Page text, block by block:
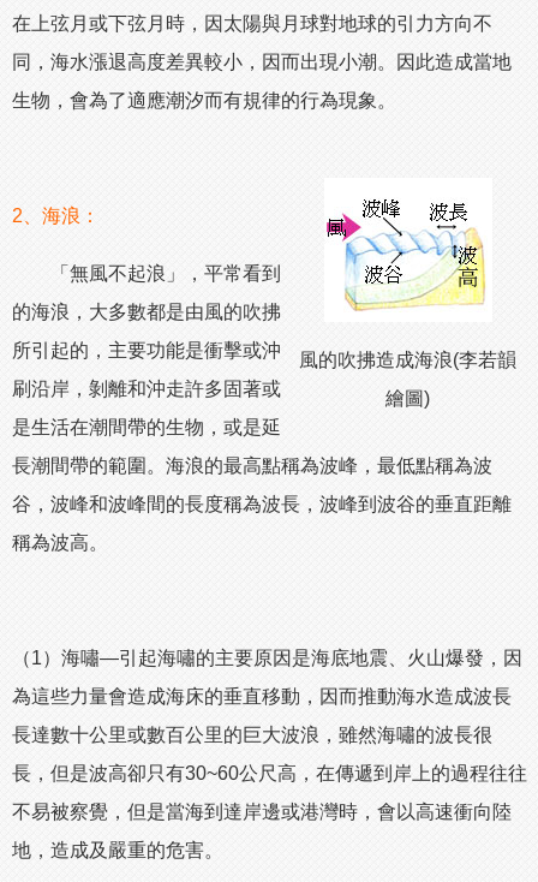
在上弦月或下弦月時，因太陽與月球對地球的引力方向不
同，海水漲退高度差異較小，因而出現小潮。因此造成當地
生物，會為了適應潮汐而有規律的行為現象。
風的吹拂造成海浪(李若韻
繪圖)
2、海浪：
「無風不起浪」，平常看到
的海浪，大多數都是由風的吹拂
所引起的，主要功能是衝擊或沖
刷沿岸，剝離和沖走許多固著或
是生活在潮間帶的生物，或是延
長潮間帶的範圍。海浪的最高點稱為波峰，最低點稱為波
谷，波峰和波峰間的長度稱為波長，波峰到波谷的垂直距離
稱為波高。
（1）海嘯—引起海嘯的主要原因是海底地震、火山爆發，因
為這些力量會造成海床的垂直移動，因而推動海水造成波長
長達數十公里或數百公里的巨大波浪，雖然海嘯的波長很
長，但是波高卻只有30~60公尺高，在傳遞到岸上的過程往往
不易被察覺，但是當海到達岸邊或港灣時，會以高速衝向陸
地，造成及嚴重的危害。